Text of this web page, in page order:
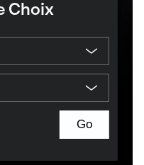
Choix
Go